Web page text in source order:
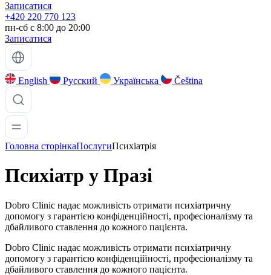
Записатися
+420 220 770 123
пн-сб с 8:00 до 20:00
Записатися
English Русский Українська Čeština
Головна сторінкаПослугиПсихіатрія
Психіатр у Празі
Dobro Clinic надає можливість отримати психіатричну
допомогу з гарантією конфіденційності, професіоналізму та
дбайливого ставлення до кожного пацієнта.
Dobro Clinic надає можливість отримати психіатричну
допомогу з гарантією конфіденційності, професіоналізму та
дбайливого ставлення до кожного пацієнта.